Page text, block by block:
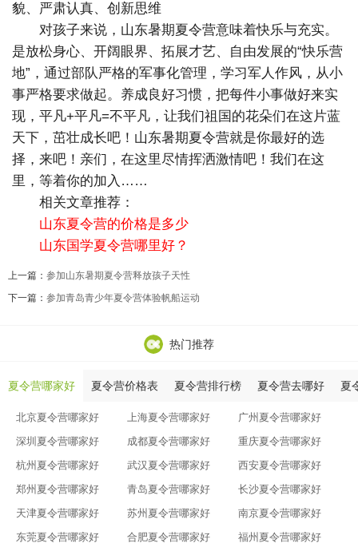
貌、严肃认真、创新思维
对孩子来说，山东暑期夏令营意味着快乐与充实。
是放松身心、开阔眼界、拓展才艺、自由发展的“快乐营
地”，通过部队严格的军事化管理，学习军人作风，从小
事严格要求做起。养成良好习惯，把每件小事做好来实
现，平凡+平凡=不平凡，让我们祖国的花朵们在这片蓝
天下，茁壮成长吧！山东暑期夏令营就是你最好的选
择，来吧！亲们，在这里尽情挥洒激情吧！我们在这
里，等着你的加入……
相关文章推荐：
山东夏令营的价格是多少
山东国学夏令营哪里好？
上一篇： 参加山东暑期夏令营释放孩子天性
下一篇： 参加青岛青少年夏令营体验帆船运动
热门推荐
夏令营哪家好 夏令营价格表 夏令营排行榜 夏令营去哪好 夏
北京夏令营哪家好 上海夏令营哪家好
广州夏令营哪家好
深圳夏令营哪家好
成都夏令营哪家好
重庆夏令营哪家好
杭州夏令营哪家好
武汉夏令营哪家好
西安夏令营哪家好
郑州夏令营哪家好
青岛夏令营哪家好
长沙夏令营哪家好
天津夏令营哪家好
苏州夏令营哪家好
南京夏令营哪家好
东莞夏令营哪家好
合肥夏令营哪家好 福州夏令营哪家好